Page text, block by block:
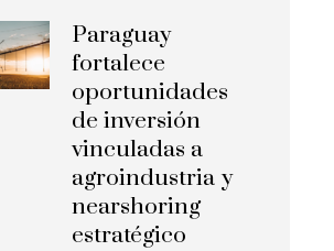
Paraguay
fortalece
oportunidades
de inversión
vinculadas a
agroindustria y
nearshoring
estratégico